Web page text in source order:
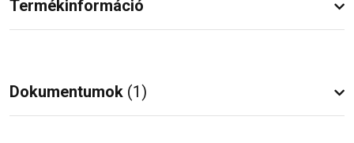
Termékinformáció
Dokumentumok (1)